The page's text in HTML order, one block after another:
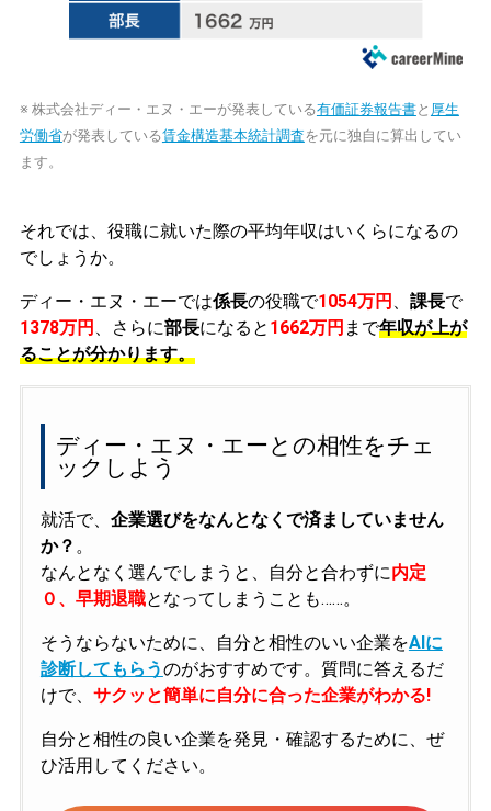
※ 株式会社ディー・エヌ・エーが発表している有価証券報告書と 厚生
労働省が発表している賃金構造基本統計調査を元に独自に算出してい
ます。
それでは、役職に就いた際の平均年収はいくらになるの
でしょうか。
ディー・エヌ・エーでは係長の役職で1054万円 課長で
1378万円
、さらに部長になると 1662万円 まで年収が上が
ることが分かります。
ディー・エヌ・エーとの相性をチェ
ックしよう
就活で、 企業選びをなんとなくで済ましていません
か？ 。
なんとなく選んでしまうと、自分と合わずに内定
０、早期退職となってしまうことも……。
そうならないために、自分と相性のいい企業をAIに
診断してもらうのがおすすめです。質問に答えるだ
けで、 サクッと簡単に自分に合った企業がわかる!
自分と相性の良い企業を発見・確認するために、ぜ
ひ活用してください。